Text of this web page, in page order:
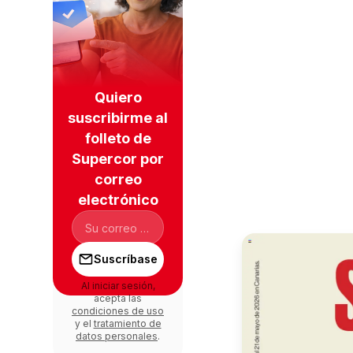
Quiero
suscribirme al
folleto de
Supercor por
correo
electrónico
Suscríbase
Al iniciar sesión,
acepta las
condiciones de uso
y el tratamiento de
datos personales.